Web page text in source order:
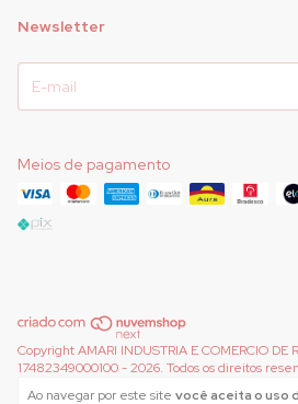
Ao navegar por este site você aceita o uso
Newsletter
Meios de pagamento
Copyright AMARI INDUSTRIA E COMERCIO DE
17482349000100 - 2026. Todos os direitos
Desenvolvido porMeta